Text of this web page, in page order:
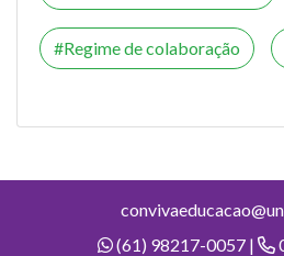
Regime de colaboração
(61) 98217-0057 |